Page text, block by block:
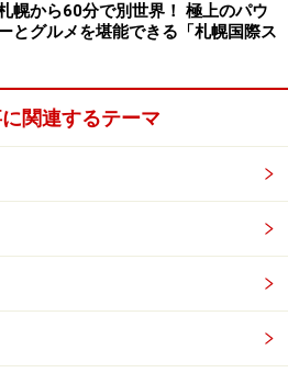
泉観光協会＞川湯の観光＞施設
エコミュージアムセンター｜味
3・2105｜体験→摩周湖星紀行
湯」
、遊び湯1ヵ所あり。[無料]
※冬
札幌から60分で別世界！ 極上のパウ
とグルメを堪能できる「札幌国際ス
関連するテーマ